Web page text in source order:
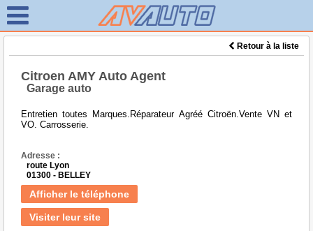
Retour à la liste
Citroen AMY Auto Agent
Garage auto
Entretien toutes Marques.Réparateur Agréé Citroën.Vente VN et
VO. Carrosserie.
Adresse :
route Lyon
01300 - BELLEY
Afficher le téléphone
Visiter leur site